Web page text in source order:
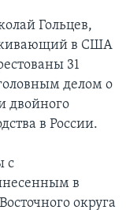
Гольцев,
в США
31
делом о
двойного
в России.
с
в
округа